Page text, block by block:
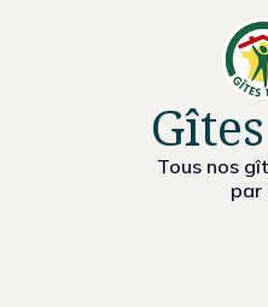
Tous nos
par